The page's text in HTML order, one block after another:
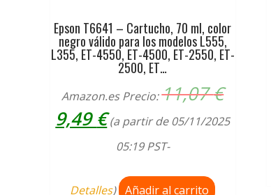
Epson T6641 – Cartucho, 70 ml, color
negro válido para los modelos L555,
L355, ET-4550, ET-4500, ET-2550, ET-
2500, ET…
Amazon.es Precio:11,07€El
precio
original
9,49€El
precio
actual
9,49 €.
(a partir de 05/11/2025
05:19 PST-
Detalles) Añadir al carrito